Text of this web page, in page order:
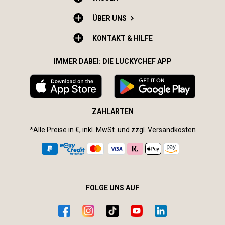
ÜBER UNS
KONTAKT & HILFE
IMMER DABEI: DIE LUCKYCHEF APP
ZAHLARTEN
*Alle Preise in €, inkl. MwSt. und zzgl. Versandkosten
FOLGE UNS AUF